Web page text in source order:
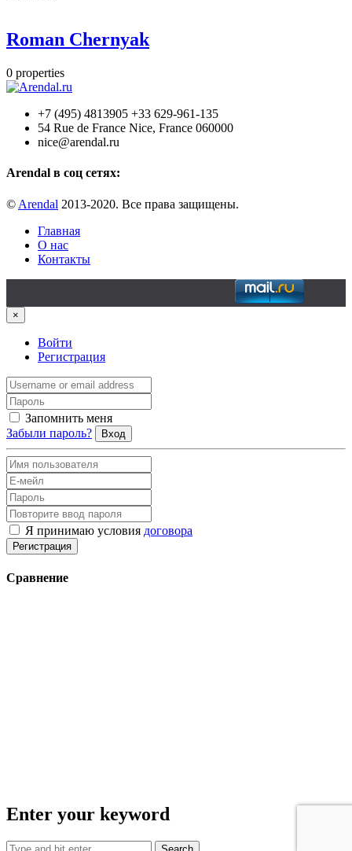
Roman Chernyak
0 properties
+7 (495) 4813905 +33 629-961-135
54 Rue de France Nice, France 060000
nice@arendal.ru
Arendal в соц сетях:
© Arendal 2013-2020. Все права защищены.
Главная
О нас
Контакты
×
Войти
Регистрация
Запомнить меня
Забыли пароль?
Вход
Я принимаю условия договора
Регистрация
Сравнение
Enter your keyword